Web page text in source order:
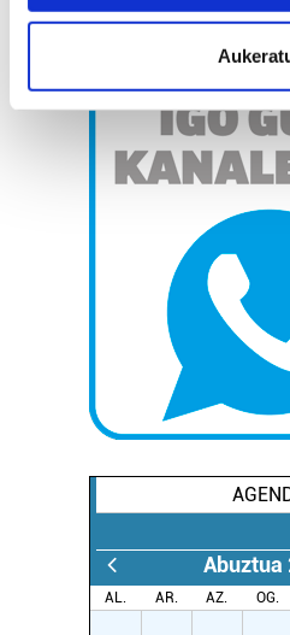
meters
Identify your device by
specific characteristics
Find out more about how your
and set your preferences in
Guk eta gure bazkideek zure
prozesatzen ditugu, zure IP
teknologia erabiliz, cookieak
pertsonalizatuak eskaintzeko,
neurtzeko, jendeari buruzko
produktuak garatzeko. Zure
erabiltzen dituen hauta
Bazkide batzuek ez dizute
bazkideen zerrenda, beren
dezakezun ikusteko.
Lortu zure datu pertsonalak
Abuztua
AL. AR. AZ. OG.